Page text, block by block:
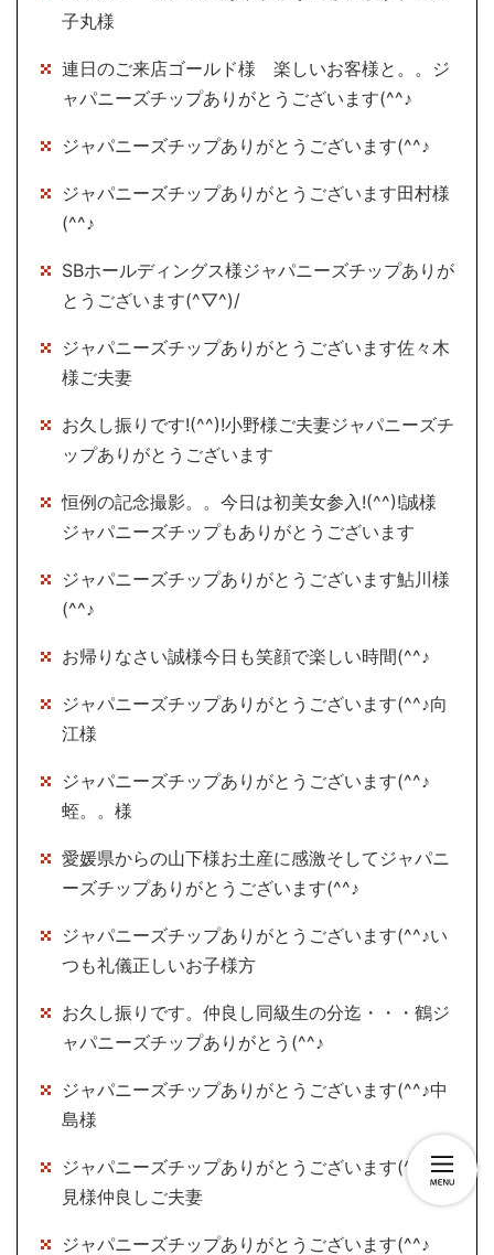
子丸様
連日のご来店ゴールド様 楽しいお客様と。。ジ
ャパニーズチップありがとうございます(^^♪
ジャパニーズチップありがとうございます(^^♪
ジャパニーズチップありがとうございます田村様
(^^♪
SBホールディングス様ジャパニーズチップありが
とうございます(^▽^)/
ジャパニーズチップありがとうございます佐々木
様ご夫妻
お久し振りです!(^^)!小野様ご夫妻ジャパニーズチ
ップありがとうございます
恒例の記念撮影。。今日は初美女参入!(^^)!誠様
ジャパニーズチップもありがとうございます
ジャパニーズチップありがとうございます鮎川様
(^^♪
お帰りなさい誠様今日も笑顔で楽しい時間(^^♪
ジャパニーズチップありがとうございます(^^♪向
江様
ジャパニーズチップありがとうございます(^^♪
蛭。。様
愛媛県からの山下様お土産に感激そしてジャパニ
ーズチップありがとうございます(^^♪
ジャパニーズチップありがとうございます(^^♪い
つも礼儀正しいお子様方
お久し振りです。仲良し同級生の分迄・・・鶴ジ
ャパニーズチップありがとう(^^♪
ジャパニーズチップありがとうございます(^^♪中
島様
ジャパニーズチップありがとうございます(^^♪深
見様仲良しご夫妻
ジャパニーズチップありがとうございます(^^♪